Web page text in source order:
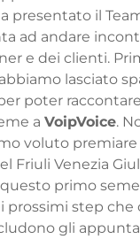
presentato il
ad andare
e dei clienti.
lasciato
poter
a VoipVoice.
voluto
Friuli Venezia
primo
prossimi step che
gli